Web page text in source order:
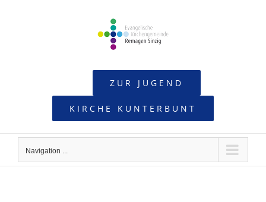
ZUR JUGEND
KIRCHE KUNTERBUNT
Navigation ...